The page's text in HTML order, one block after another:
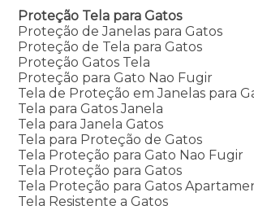
Proteção Tela para Gatos
Proteção de Janelas para Gatos
Proteção de Tela para Gatos
Proteção Gatos Tela
Proteção para Gato Nao Fugir
Tela de Proteção em Janelas para
Tela para Gatos Janela
Tela para Janela Gatos
Tela para Proteção de Gatos
Tela Proteção para Gato Nao Fugir
Tela Proteção para Gatos
Tela Proteção para Gatos
Tela Resistente a Gatos